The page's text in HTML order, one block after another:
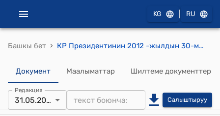
KG RU
Башкы бет › КР Президентинин 2012 -жылдын 30-майы ПБ № 87 (Кыргыз Республикасынын Президенти А. Атамбаевдин Кытай Эл Республикасына расмий иш сапарына жана 2012-жылдын 4-7-июнунда Кытай Эл Республикасынын Пекин шаарында өтүүчү Шанхай кызматташтык уюмунун мүчө мамлекеттеринин башчыларынын Кеңешинин кезектеги жыйналышына катышуусу үчүн Кыргыз Республикасынын делегациясы) буйругу
Документ Маалыматтар Шилтеме документтер
Редакция
31.05.2022 Салыштыруу